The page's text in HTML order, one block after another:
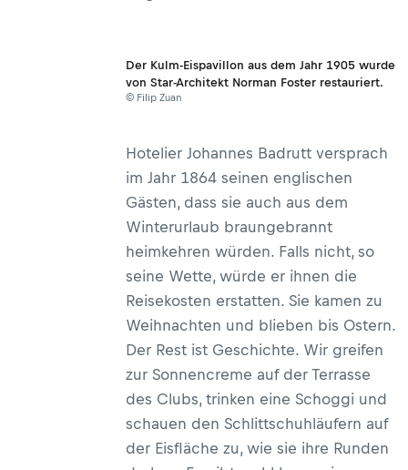
Der Kulm-Eispavillon aus dem Jahr 1905 wurde
von Star-Architekt Norman Foster restauriert.
© Filip Zuan
Hotelier Johannes Badrutt versprach
im Jahr 1864 seinen englischen
Gästen, dass sie auch aus dem
Winterurlaub braungebrannt
heimkehren würden. Falls nicht, so
seine Wette, würde er ihnen die